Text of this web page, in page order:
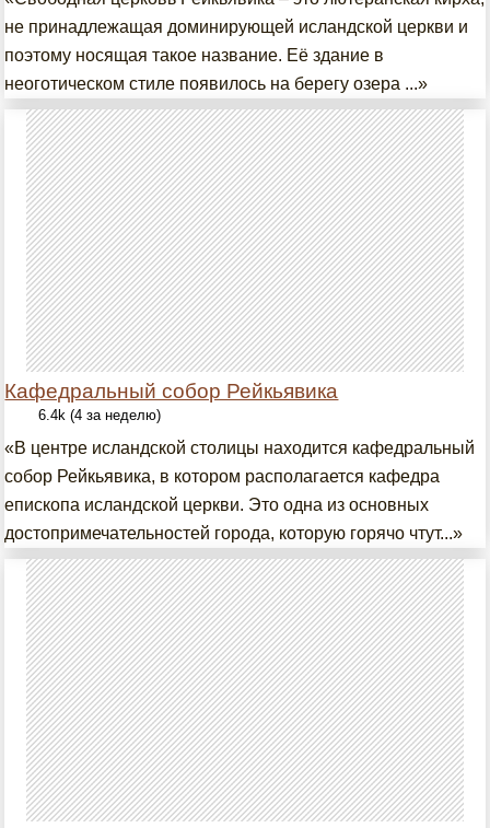
не принадлежащая доминирующей исландской церкви и
поэтому носящая такое название. Её здание в
неоготическом стиле появилось на берегу озера ...»
Кафедральный собор Рейкьявика
6.4k (4 за неделю)
«В центре исландской столицы находится кафедральный
собор Рейкьявика, в котором располагается кафедра
епископа исландской церкви. Это одна из основных
достопримечательностей города, которую горячо чтут...»